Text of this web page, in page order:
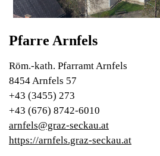
Pfarre Arnfels
Röm.-kath. Pfarramt Arnfels
8454 Arnfels 57
+43 (3455) 273
+43 (676) 8742-6010
arnfels@graz-seckau.at
https://arnfels.graz-seckau.at